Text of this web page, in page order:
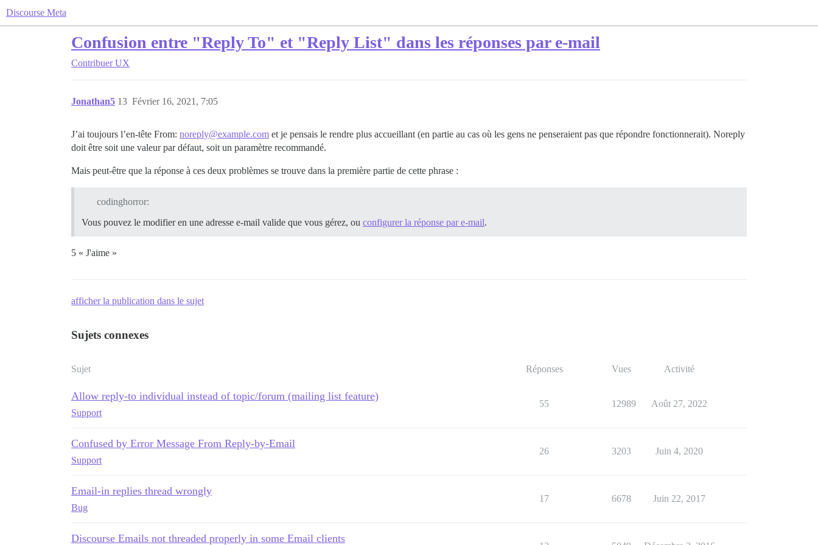
Discourse Meta
Confusion entre "Reply To" et "Reply List" dans les réponses par e-mail
Contribuer UX
Jonathan5 Février 16, 2021, 7:05
13
J’ai toujours l’en-tête From: noreply@example.com et je pensais le rendre plus accueillant (en partie au cas où les gens ne penseraient pas que répondre fonctionnerait). Noreply
doit être soit une valeur par défaut, soit un paramètre recommandé.
Mais peut-être que la réponse à ces deux problèmes se trouve dans la première partie de cette phrase :
codinghorror:
Vous pouvez le modifier en une adresse e-mail valide que vous gérez, ou configurer la réponse par e-mail.
5 « J'aime »
afficher la publication dans le sujet
Sujets connexes
Sujet Réponses Vues Activité
Allow reply-to individual instead of topic/forum (mailing list feature)
Support
55 12989 Août 27, 2022
Confused by Error Message From Reply-by-Email
Support
26 3203 Juin 4, 2020
Email-in replies thread wrongly
Bug
17 6678 Juin 22, 2017
Discourse Emails not threaded properly in some Email clients